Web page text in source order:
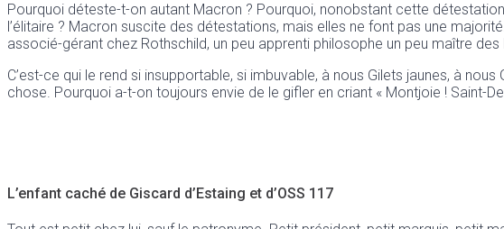
Pourquoi déteste-t-on autant Macron ? Pourquoi, nonobstant cette
l’élitaire ? Macron suscite des détestations, mais elles ne font pas une
associé-gérant chez Rothschild, un peu apprenti philosophe un peu maître
C’est-ce qui le rend si insupportable, si imbuvable, à nous Gilets jaunes, à
chose. Pourquoi a-t-on toujours envie de le gifler en criant « Montjoie ! Saint-
L’enfant caché de Giscard d’Estaing et d’OSS 117